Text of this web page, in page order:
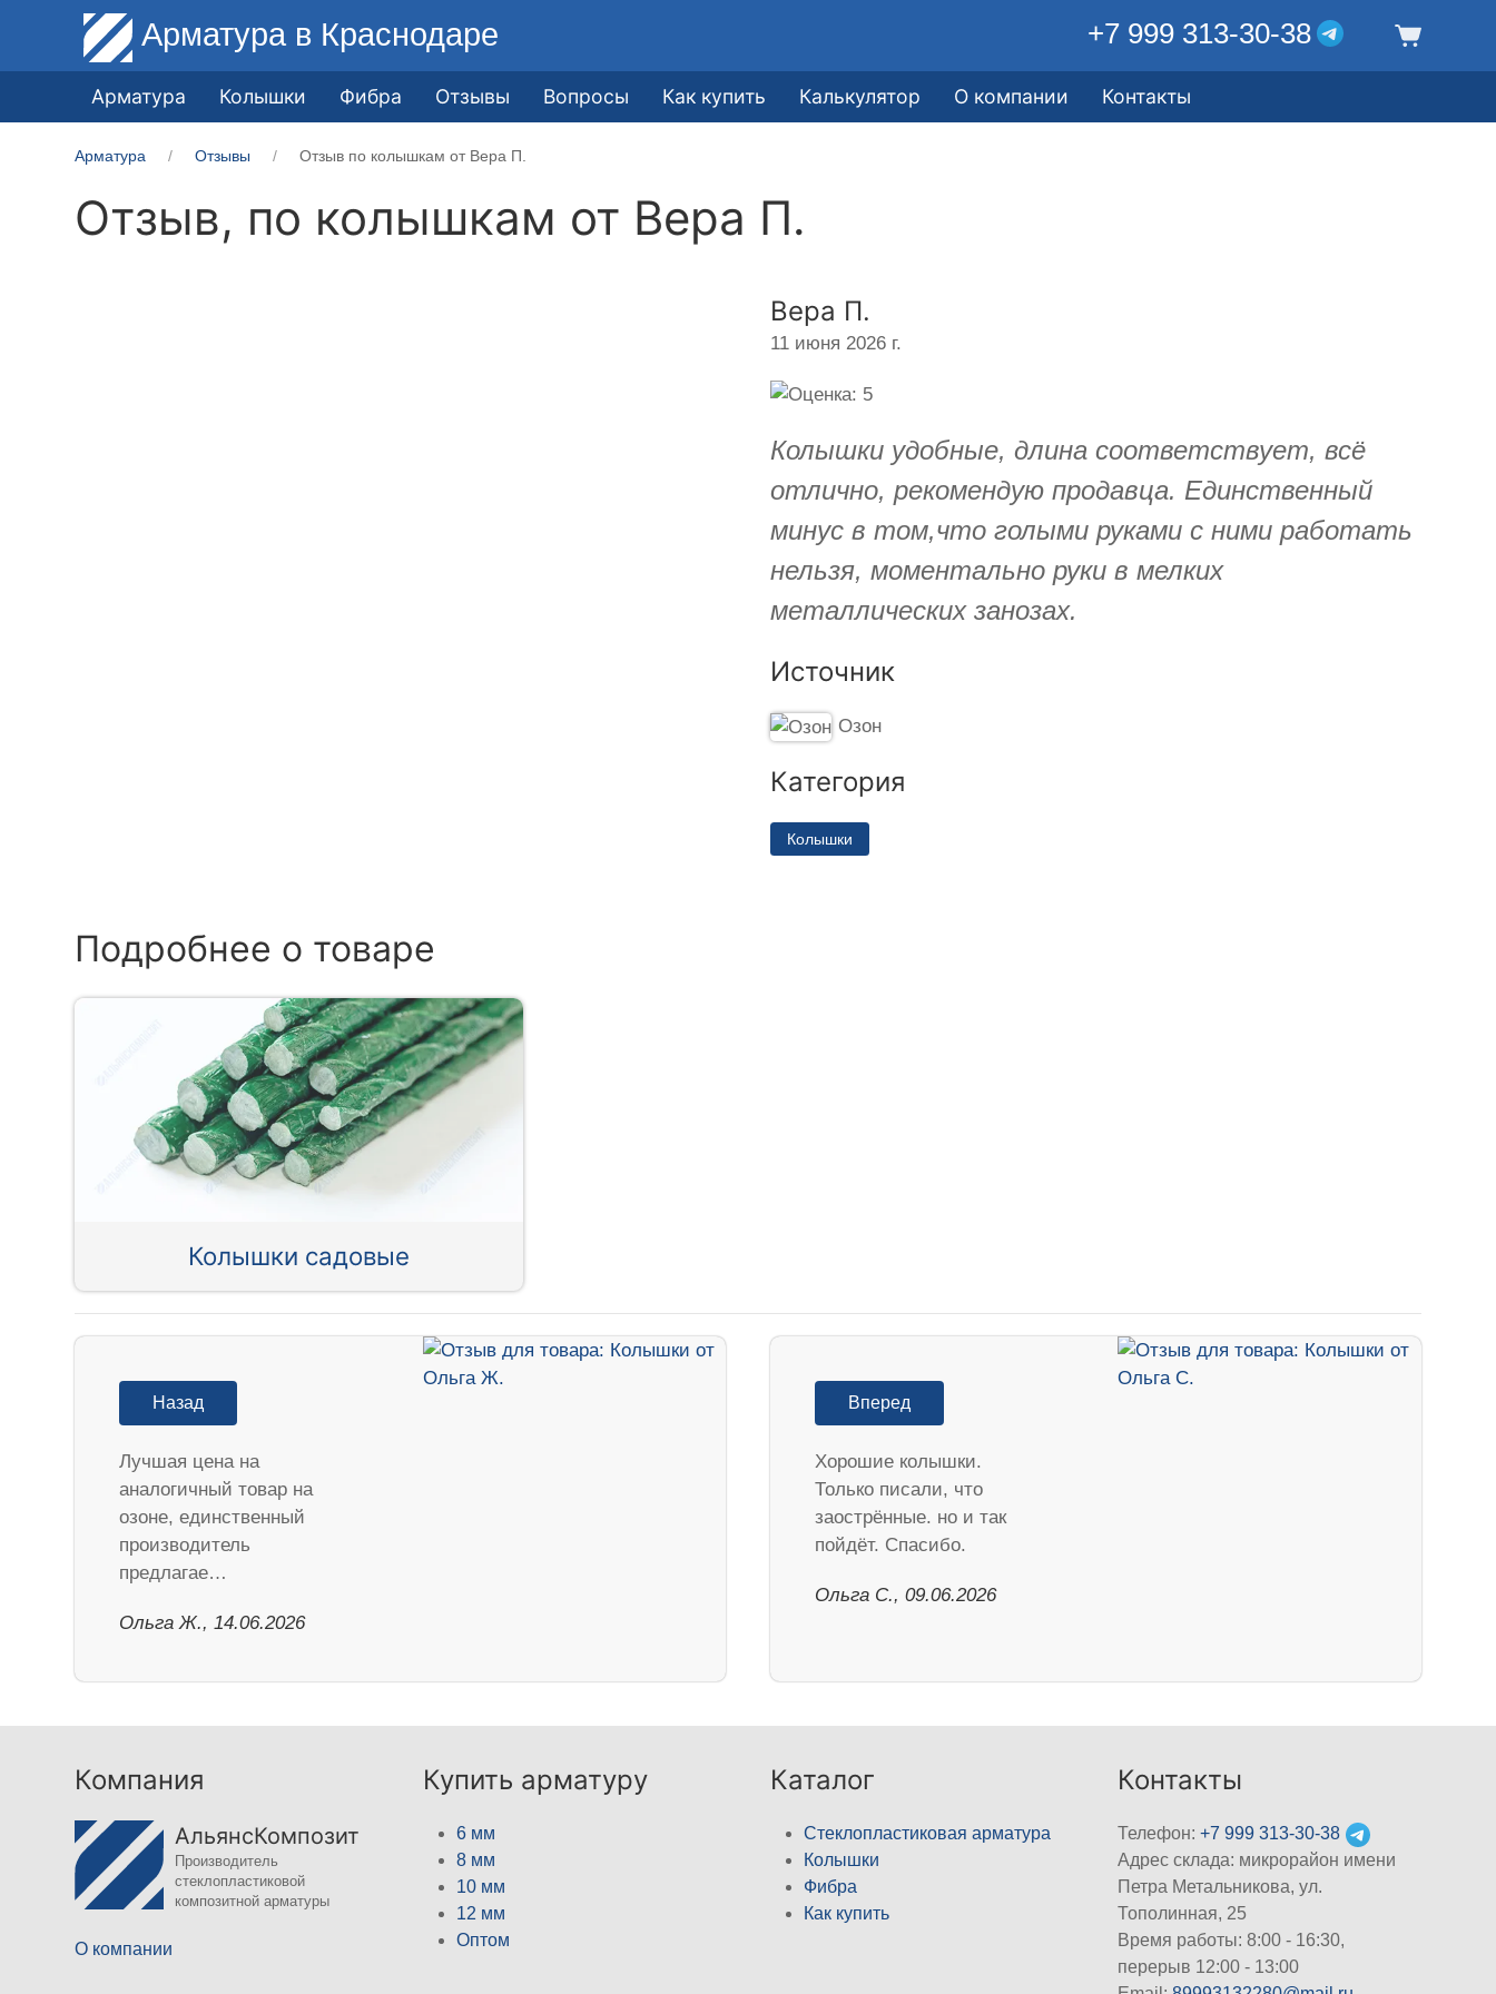
Арматура в Краснодаре +7 999 313-30-38
Арматура Колышки Фибра Отзывы Вопросы Как купить Калькулятор О компании Контакты
Арматура Отзывы Отзыв по колышкам от Вера П.
Отзыв, по колышкам от Вера П.
Вера П.
11 июня 2026 г.
Колышки удобные, длина соответствует, всё
отлично, рекомендую продавца. Единственный
минус в том,что голыми руками с ними работать
нельзя, моментально руки в мелких
металлических занозах.
Источник
Озон
Категория
Колышки
Подробнее о товаре
Колышки садовые
Назад
Лучшая цена на
аналогичный товар на
озоне, единственный
производитель
предлагае…
Ольга Ж., 14.06.2026
Вперед
Хорошие колышки.
Только писали, что
заострённые. но и так
пойдёт. Спасибо.
Ольга С., 09.06.2026
Компания
АльянсКомпозит
Производитель
стеклопластиковой
композитной арматуры
О компании
Купить арматуру
6 мм
8 мм
10 мм
12 мм
Оптом
Каталог
Стеклопластиковая арматура
Колышки
Фибра
Как купить
Контакты
Телефон:+7 999 313-30-38
Адрес склада: микрорайон имени
Петра Метальникова, ул.
Тополинная, 25
Время работы: 8:00 - 16:30,
перерыв 12:00 - 13:00